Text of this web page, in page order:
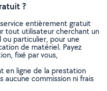
?
entièrement gratuit
tout utilisateur cherchant un
ou particulier, pour une
de matériel. Payez
fixé par vous,
en ligne de la prestation
aucune commission ni frais